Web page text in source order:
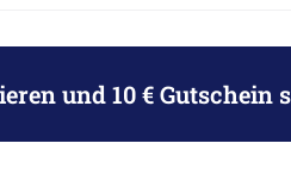
und 10 € Gutschein